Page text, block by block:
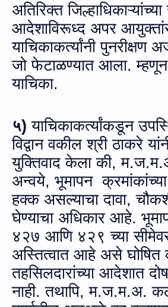
अतिरिक्त
आदेशाविरूध्‍द अपर
याचिकाकर्त्यांनी पुनरीक्षण
जो फेटाळण्‍यात आला. म्हणून
याचिका.
५) याचिकाकर्त्यांकडून
विद्वान वकील श्री ठाकरे
युक्तिवाद केला की,
अन्‍वये, भूमापन क्रमांकांच्या
हक्क असल्याचा दावा,
घेण्याचा अधिकार आहे.
४२७ आणि ४२९ च्या सीमेवर
अस्तित्वात आहे असे घोषित
तहसिलदारांच्या आदेशात
नाही. तथापि,म.ज.म.अ.